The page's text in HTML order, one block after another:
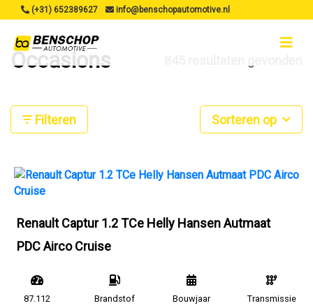
(+31) 652389627 info@benschopautomotive.nl
Occasions
Filteren Sorteren op
Renault Captur 1.2 TCe Helly Hansen Autmaat
PDC Airco Cruise
87.112
Brandstof
Bouwjaar
Transmissie